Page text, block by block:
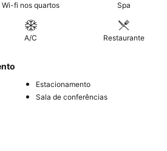
Wi-fi nos quartos Spa
A/C Restaurante
Estacionamento
Sala de conferências